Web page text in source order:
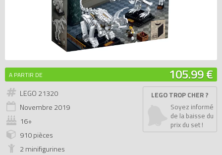
A PARTIR DE 105.99 €
LEGO 21320
Novembre 2019
16+
910 pièces
2 minifigurines
LEGO TROP CHER ?
Soyez informé
de la baisse du
prix du set !